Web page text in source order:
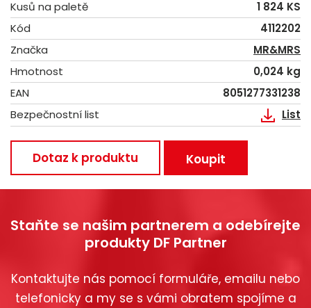
Kusů na paletě
1 824 KS
Kód
4112202
Značka
MR&MRS
Hmotnost
0,024 kg
EAN
8051277331238
Bezpečnostní list
List
Dotaz k produktu Koupit
Staňte se našim partnerem a odebírejte
produkty DF Partner
Kontaktujte nás pomocí formuláře, emailu nebo
telefonicky a my se s vámi obratem spojíme a